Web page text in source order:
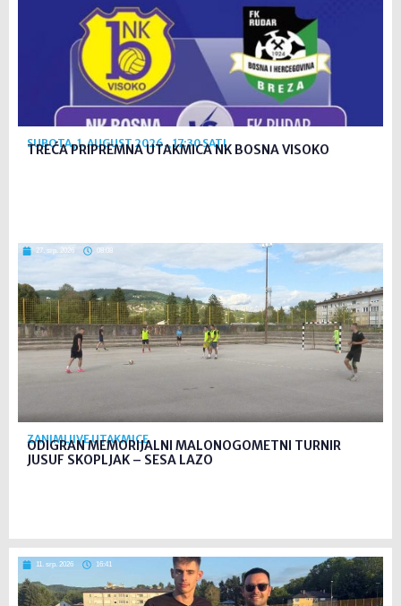
SUBOTA, 1. AUGUST 2026., 17:30 SATI
TREĆA PRIPREMNA UTAKMICA NK BOSNA VISOKO
27. srp. 2026 08:08
ZANIMLJIVE UTAKMICE
ODIGRAN MEMORIJALNI MALONOGOMETNI TURNIR
JUSUF SKOPLJAK – SESA LAZO
11. srp. 2026 16:41